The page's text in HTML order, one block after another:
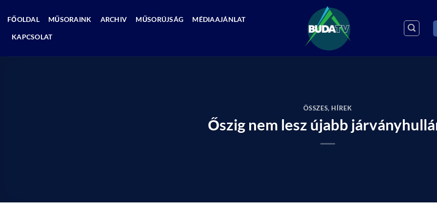
FŐOLDAL MŰSORAINK ARCHIV MŰSORÚJSÁG MÉDIAAJÁNLAT
KAPCSOLAT
ÖSSZES, HÍREK
Őszig nem lesz újabb